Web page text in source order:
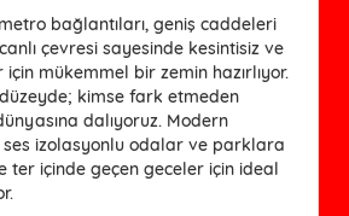
bağlantıları, geniş caddeleri
çevresi sayesinde kesintisiz ve
mükemmel bir zemin hazırlıyor.
kimse fark etmeden
dalıyoruz. Modern
ses izolasyonlu odalar ve parklara
ter içinde geçen geceler için ideal